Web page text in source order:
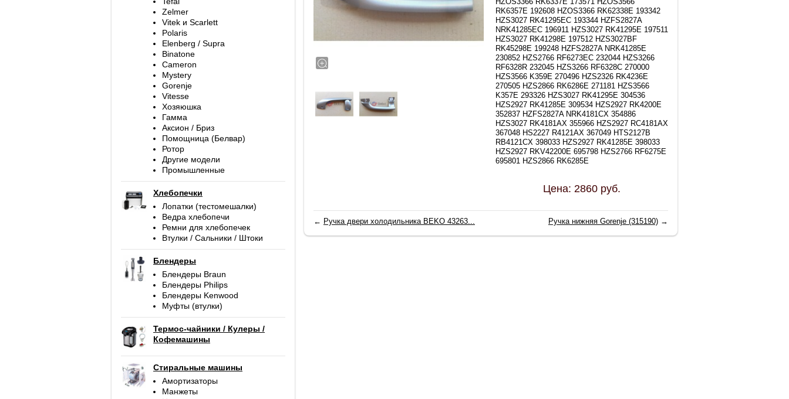
Zelmer
Vitek и Scarlett
Polaris
Elenberg / Supra
Binatone
Cameron
Mystery
Gorenje
Vitesse
Хозяюшка
Гамма
Аксион / Бриз
Помощница (Белвар)
Ротор
Другие модели
Промышленные
Хлебопечки
Лопатки (тестомешалки)
Ведра хлебопечи
Ремни для хлебопечек
Втулки / Сальники / Штоки
Блендеры
Блендеры Braun
Блендеры Philips
Блендеры Kenwood
Муфты (втулки)
Термос-чайники / Кулеры /
Кофемашины
Стиральные машины
Амортизаторы
Манжеты
RK6357E 192608 HZOS3366 RK62338E 193342
HZS3027 RK41295EC 193344 HZFS2827A
NRK41285EC 196911 HZS3027 RK41295E 197511
HZS3027 RK41298E 197512 HZS3027BF
RK45298E 199248 HZFS2827A NRK41285E
230852 HZS2766 RF6273EC 232044 HZS3266
RF6328R 232045 HZS3266 RF6328C 270000
HZS3566 K359E 270496 HZS2326 RK4236E
270505 HZS2866 RK6286E 271181 HZS3566
K357E 293326 HZS3027 RK41295E 304536
HZS2927 RK41285E 309534 HZS2927 RK4200E
352837 HZFS2827A NRK4181CX 354886
HZS3027 RK4181AX 355966 HZS2927 RC4181AX
367048 HS2227 R4121AX 367049 HTS2127B
RB4121CX 398033 HZS2927 RK41285E 398033
HZS2927 RKV42200E 695798 HZS2766 RF6275E
695801 HZS2866 RK6285E
Цена: 2860 руб.
← Ручка двери холодильника BEKO 43263... Ручка нижняя Gorenje (315190) →